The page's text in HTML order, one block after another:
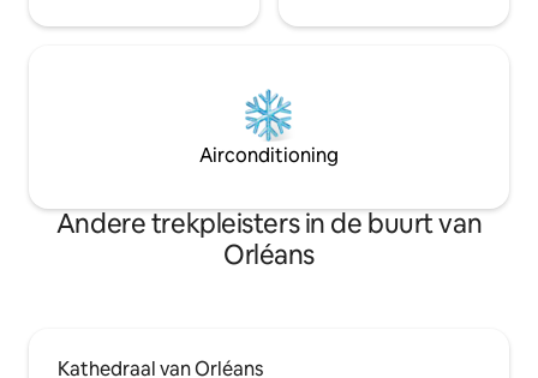
Airconditioning
Andere trekpleisters in de buurt van
Orléans
Kathedraal van Orléans